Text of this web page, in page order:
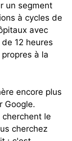
un segment
à cycles de
avec
12 heures
à la
encore plus
Google.
le
cherchez